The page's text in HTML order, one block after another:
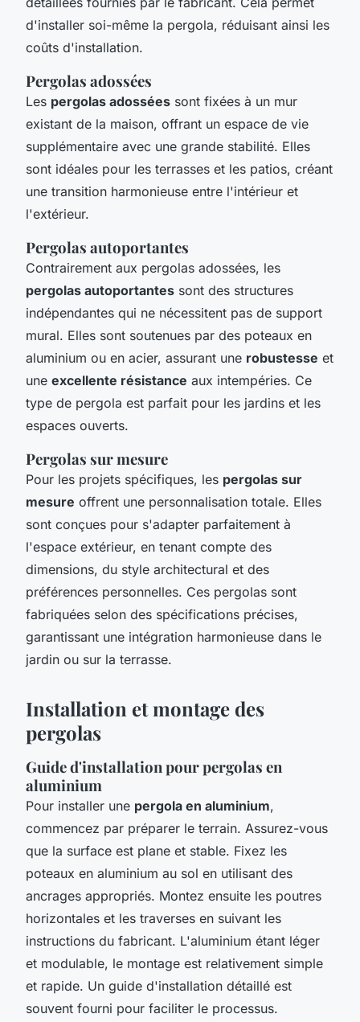
d'installer soi-même la pergola, réduisant ainsi les
coûts d'installation.
Pergolas adossées
Les pergolas adossées sont fixées à un mur
existant de la maison, offrant un espace de vie
supplémentaire avec une grande stabilité. Elles
sont idéales pour les terrasses et les patios, créant
une transition harmonieuse entre l'intérieur et
l'extérieur.
Pergolas autoportantes
Contrairement aux pergolas adossées, les
pergolas autoportantes sont des structures
indépendantes qui ne nécessitent pas de support
mural. Elles sont soutenues par des poteaux en
aluminium ou en acier, assurant une robustesse et
une excellente résistance aux intempéries. Ce
type de pergola est parfait pour les jardins et les
espaces ouverts.
Pergolas sur mesure
Pour les projets spécifiques, les pergolas sur
mesure offrent une personnalisation totale. Elles
sont conçues pour s'adapter parfaitement à
l'espace extérieur, en tenant compte des
dimensions, du style architectural et des
préférences personnelles. Ces pergolas sont
fabriquées selon des spécifications précises,
garantissant une intégration harmonieuse dans le
jardin ou sur la terrasse.
Installation et montage des
pergolas
Guide d'installation pour pergolas en
aluminium
Pour installer une pergola en aluminium,
commencez par préparer le terrain. Assurez-vous
que la surface est plane et stable. Fixez les
poteaux en aluminium au sol en utilisant des
ancrages appropriés. Montez ensuite les poutres
horizontales et les traverses en suivant les
instructions du fabricant. L'aluminium étant léger
et modulable, le montage est relativement simple
et rapide. Un guide d'installation détaillé est
souvent fourni pour faciliter le processus.